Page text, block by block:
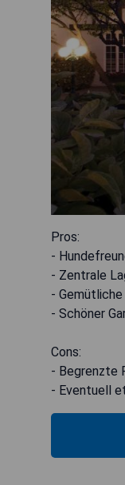
Pros:
-
- Zentrale
-
- Schöner
Cons:
- Begrenzte
- Eventuell